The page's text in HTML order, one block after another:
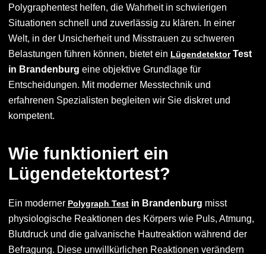
Polygraphentest helfen, die Wahrheit in schwierigen
Situationen schnell und zuverlässig zu klären. In einer
Welt, in der Unsicherheit und Misstrauen zu schweren
Belastungen führen können, bietet ein LügendetektorTest
in Brandenburg eine objektive Grundlage für
Entscheidungen. Mit moderner Messtechnik und
erfahrenen Spezialisten begleiten wir Sie diskret und
kompetent.
Wie funktioniert ein
Lügendetektortest?
Ein moderner Polygraph Testin Brandenburg misst
physiologische Reaktionen des Körpers wie Puls, Atmung,
Blutdruck und die galvanische Hautreaktion während der
Befragung. Diese unwillkürlichen Reaktionen verändern